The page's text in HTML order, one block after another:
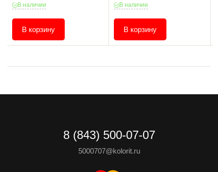
В наличии
В корзину
В наличии
В корзину
8 (843) 500-07-07
5000707@kolorit.ru